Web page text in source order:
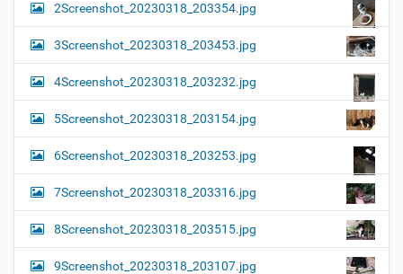
2Screenshot_20230318_203354.jpg
3Screenshot_20230318_203453.jpg
4Screenshot_20230318_203232.jpg
5Screenshot_20230318_203154.jpg
6Screenshot_20230318_203253.jpg
7Screenshot_20230318_203316.jpg
8Screenshot_20230318_203515.jpg
9Screenshot_20230318_203107.jpg